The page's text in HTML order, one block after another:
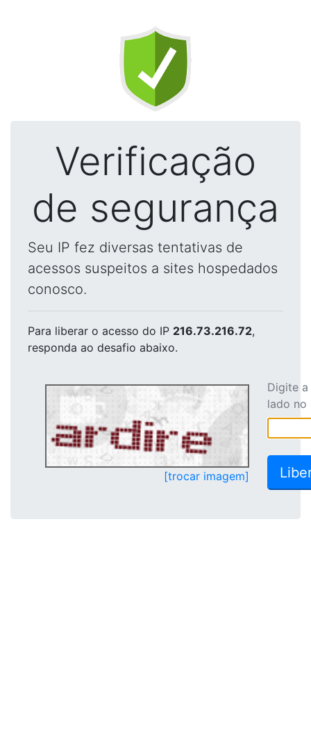
Verificação
de segurança
Seu IP fez diversas tentativas de
acessos suspeitos a sites hospedados
conosco.
Para liberar o acesso do IP 216.73.216.72,
responda ao desafio abaixo.
[trocar imagem]
Digite
lado no